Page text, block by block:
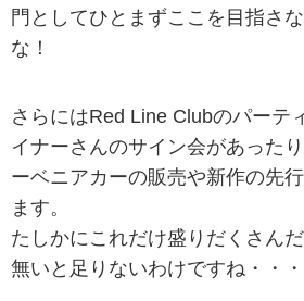
門としてひとまずここを目指さ
な！
さらにはRed Line Clubのパーテ
イナーさんのサイン会があった
ーベニアカーの販売や新作の先
ます。
たしかにこれだけ盛りだくさん
無いと足りないわけですね・・・